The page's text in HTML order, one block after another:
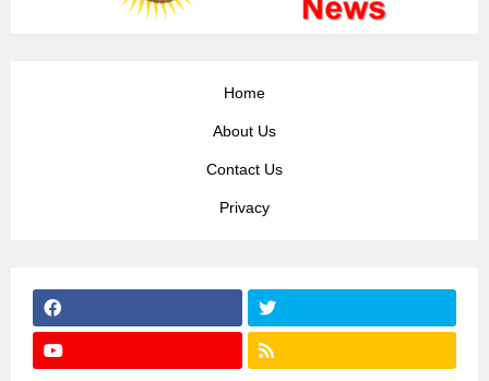
Home
About Us
Contact Us
Privacy